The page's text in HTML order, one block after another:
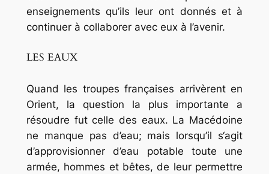
enseignements qu’ils leur ont donnés et à
continuer à collaborer avec eux à l’avenir.
LES EAUX
Quand les troupes françaises arrivèrent en
Orient, la question la plus importante a
résoudre fut celle des eaux. La Macédoine
ne manque pas d’eau; mais lorsqu’il s‘agit
d’approvisionner d’eau potable toute une
armée, hommes et bêtes, de leur permettre